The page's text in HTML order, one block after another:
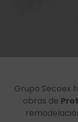
Grupo Secoex
obras de